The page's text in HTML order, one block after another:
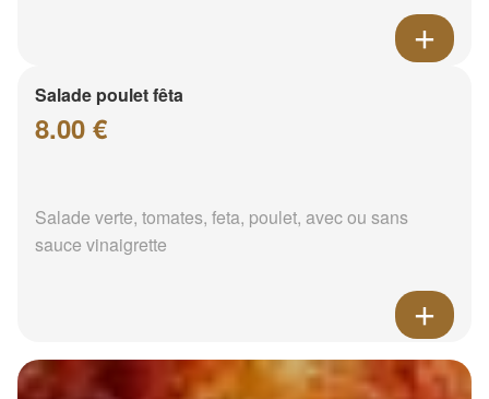
Salade poulet fêta
8.00 €
Salade verte, tomates, feta, poulet, avec ou sans
sauce vinaigrette